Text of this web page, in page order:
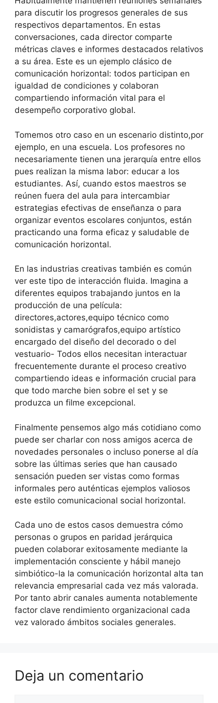
para discutir los progresos generales de sus
respectivos departamentos. En estas
conversaciones, cada director comparte
métricas claves e informes destacados relativos
a su área. Este es un ejemplo clásico de
comunicación horizontal: todos participan en
igualdad de condiciones y colaboran
compartiendo información vital para el
desempeño corporativo global.
Tomemos otro caso en un escenario distinto,por
ejemplo, en una escuela. Los profesores no
necesariamente tienen una jerarquía entre ellos
pues realizan la misma labor: educar a los
estudiantes. Así, cuando estos maestros se
reúnen fuera del aula para intercambiar
estrategias efectivas de enseñanza o para
organizar eventos escolares conjuntos, están
practicando una forma eficaz y saludable de
comunicación horizontal.
En las industrias creativas también es común
ver este tipo de interacción fluida. Imagina a
diferentes equipos trabajando juntos en la
producción de una película:
directores,actores,equipo técnico como
sonidistas y camarógrafos,equipo artístico
encargado del diseño del decorado o del
vestuario- Todos ellos necesitan interactuar
frecuentemente durante el proceso creativo
compartiendo ideas e información crucial para
que todo marche bien sobre el set y se
produzca un filme excepcional.
Finalmente pensemos algo más cotidiano como
puede ser charlar con noss amigos acerca de
novedades personales o incluso ponerse al día
sobre las últimas series que han causado
sensación pueden ser vistas como formas
informales pero auténticas ejemplos valiosos
este estilo comunicacional social horizontal.
Cada uno de estos casos demuestra cómo
personas o grupos en paridad jerárquica
pueden colaborar exitosamente mediante la
implementación consciente y hábil manejo
simbiótico-la la comunicación horizontal alta tan
relevancia empresarial cada vez más valorada.
Por tanto abrir canales aumenta notablemente
factor clave rendimiento organizacional cada
vez valorado ámbitos sociales generales.
Deja un comentario